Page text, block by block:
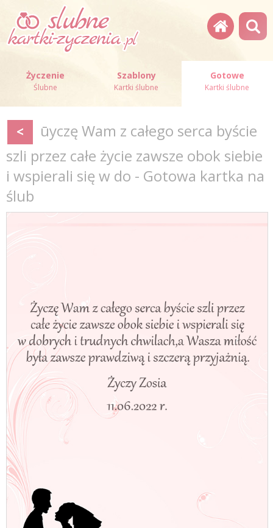
Życzenie
Ślubne
Szablony
Kartki ślubne
Gotowe
Kartki ślubne
<
ūyczę Wam z całego serca byście
szli przez całe życie zawsze obok siebie
i wspierali się w do - Gotowa kartka na
ślub